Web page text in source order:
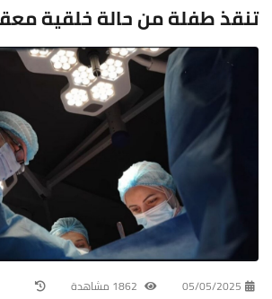
تنقذ طفلة من حالة خلقية
05/05/2025